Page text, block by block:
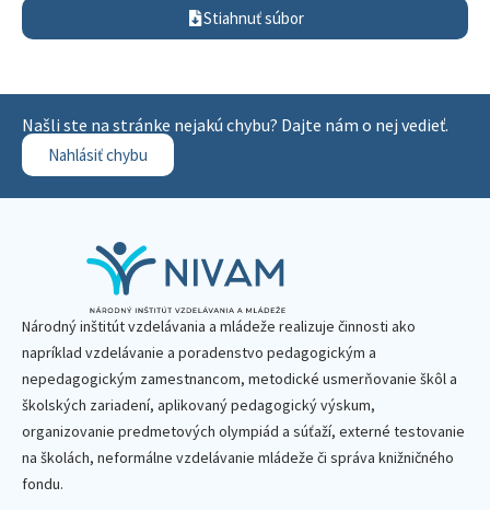
Stiahnuť súbor
Našli ste na stránke nejakú chybu? Dajte nám o nej vedieť.
Nahlásiť chybu
Národný inštitút vzdelávania a mládeže realizuje činnosti ako
napríklad vzdelávanie a poradenstvo pedagogickým a
nepedagogickým zamestnancom, metodické usmerňovanie škôl a
školských zariadení, aplikovaný pedagogický výskum,
organizovanie predmetových olympiád a súťaží, externé testovanie
na školách, neformálne vzdelávanie mládeže či správa knižničného
fondu.